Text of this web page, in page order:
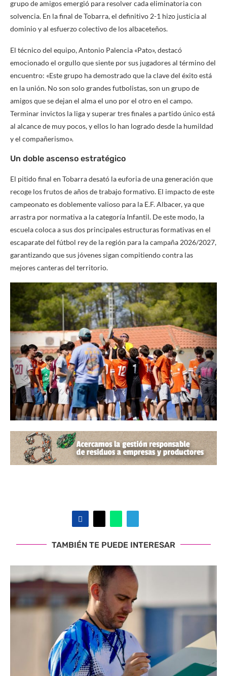
grupo de amigos emergió para resolver cada eliminatoria con
solvencia. En la final de Tobarra, el definitivo 2-1 hizo justicia al
dominio y al esfuerzo colectivo de los albaceteños.
El técnico del equipo, Antonio Palencia «Pato», destacó
emocionado el orgullo que siente por sus jugadores al término del
encuentro: «Este grupo ha demostrado que la clave del éxito está
en la unión. No son solo grandes futbolistas, son un grupo de
amigos que se dejan el alma el uno por el otro en el campo.
Terminar invictos la liga y superar tres finales a partido único está
al alcance de muy pocos, y ellos lo han logrado desde la humildad
y el compañerismo».
Un doble ascenso estratégico
El pitido final en Tobarra desató la euforia de una generación que
recoge los frutos de años de trabajo formativo. El impacto de este
campeonato es doblemente valioso para la E.F. Albacer, ya que
arrastra por normativa a la categoría Infantil. De este modo, la
escuela coloca a sus dos principales estructuras formativas en el
escaparate del fútbol rey de la región para la campaña 2026/2027,
garantizando que sus jóvenes sigan compitiendo contra las
mejores canteras del territorio.
TAMBIÉN TE PUEDE INTERESAR